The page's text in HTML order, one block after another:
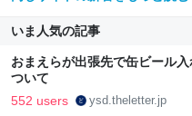
いま人気の記事
おまえらが出張先で缶ビール
ついて
552 users ysd.theletter.jp